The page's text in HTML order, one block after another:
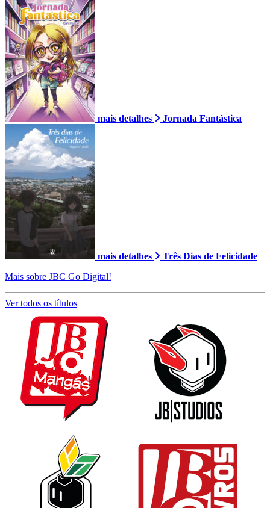
mais detalhes Jornada Fantástica
mais detalhes
Três Dias de Felicidade
Mais sobre JBC Go Digital!
Ver todos os títulos